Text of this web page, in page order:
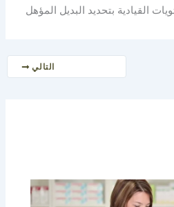
القيادية بتحديد البديل المؤهل
التالي